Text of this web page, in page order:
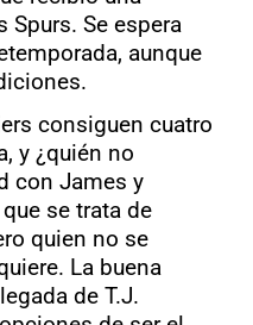
Spurs. Se espera
aunque
consiguen cuatro
y ¿quién no
con James y
se trata de
quien no se
La buena
de T.J.